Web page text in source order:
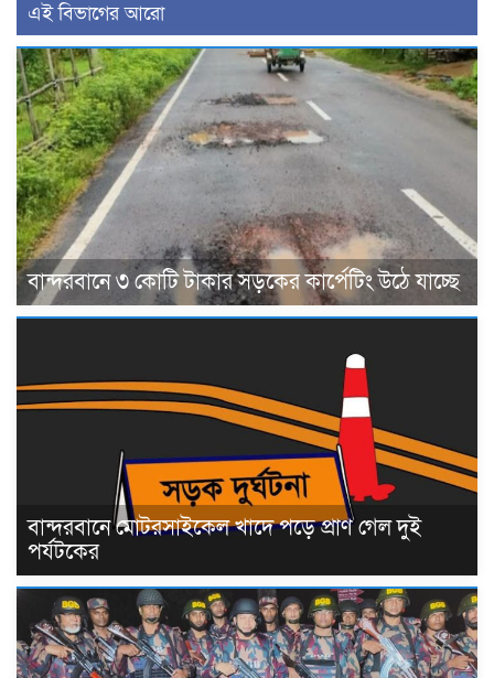
এই বিভাগের আরো
বান্দরবানে ৩ কোটি টাকার সড়কের কার্পেটিং উঠে যাচ্ছে
বান্দরবানে মোটরসাইকেল খাদে পড়ে প্রাণ গেল দুই
পর্যটকের